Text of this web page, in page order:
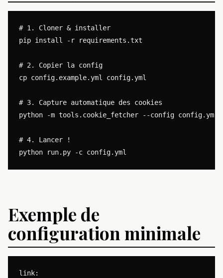
# 1. Cloner & installer
pip install -r requirements.txt
# 2. Copier la config
cp config.example.yml config.yml
# 3. Capture automatique des cookies
python -m tools.cookie_fetcher --config config.yml
# 4. Lancer !
Exemple de
configuration minimale
link: